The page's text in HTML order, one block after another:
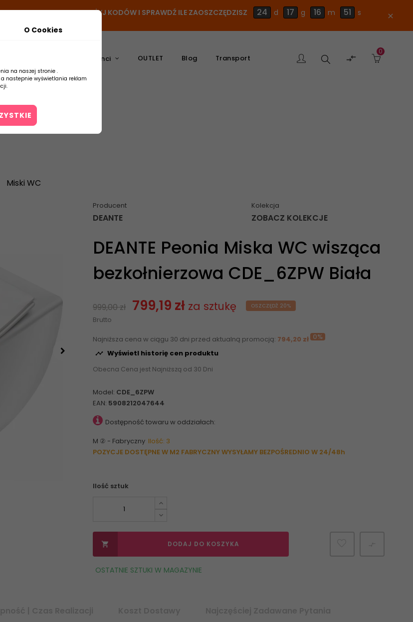
DO KOSZYKA, UŻYJ KODÓW I SPRAWDŹ ILE ZAOSZCZĘDZISZ 24 d 17 g 16 m 51 s close
Producenci OUTLET Blog Transport Szukaj 
0
Miski WC
Producent
DEANTE
Kolekcja
ZOBACZ KOLEKCJE
DEANTE Peonia Miska WC wisząca
bezkołnierzowa CDE_6ZPW Biała
999,00 zł 799,19 zł za sztukę OSZCZĘDŹ 20%
Brutto
Najniższa cena w ciągu 30 dni przed aktualną promocją: 794,20 zł 0%
 Wyświetl historię cen produktu
Obecna Cena jest Najniższą od 30 Dni
Model: CDE_6ZPW
EAN: 5908212047644
Dostępność towaru w oddziałach:
M ② - Fabryczny Ilość: 3
POZYCJE DOSTĘPNE W M2 FABRYCZNY WYSYŁAMY BEZPOŚREDNIO W 24/48h
Ilość sztuk
 DODAJ DO KOSZYKA
OSTATNIE SZTUKI W MAGAZYNIE
O Cookies
na naszej stronie .
nastepnie wyświetlania reklam